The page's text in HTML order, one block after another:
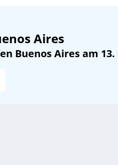
Aires
Buenos Aires am 13.